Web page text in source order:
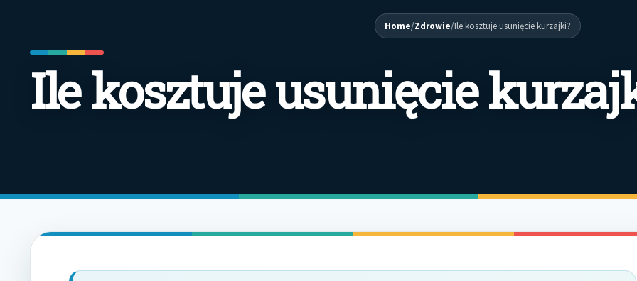
Home/Zdrowie/Ile kosztuje usunięcie kurzajki?
Ile kosztuje usunięcie